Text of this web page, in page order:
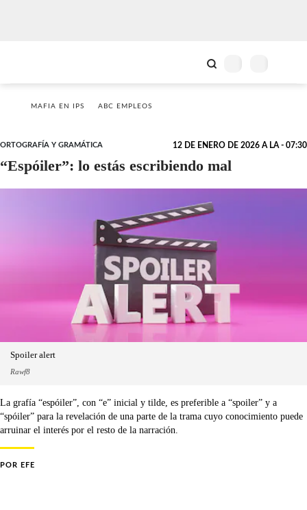
MAFIA EN IPS ABC EMPLEOS
ORTOGRAFÍA Y GRAMÁTICA 12 DE ENERO DE 2026 A LA - 07:30
“Espóiler”: lo estás escribiendo mal
Spoiler alert
Rawf8
La grafía “espóiler”, con “e” inicial y tilde, es preferible a “spoiler” y a
“spóiler” para la revelación de una parte de la trama cuyo conocimiento puede
arruinar el interés por el resto de la narración.
POR EFE